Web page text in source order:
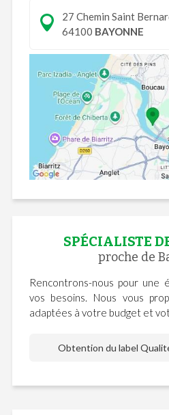
27 Chemin Saint
64100 BAYONNE
SPÉCIALISTE
proche de
Rencontrons-nous pour une
vos besoins. Nous vous
adaptées à votre budget et
Obtention du label